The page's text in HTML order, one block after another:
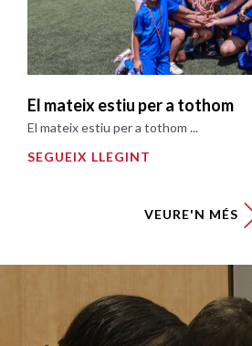
El mateix estiu per a tothom
El mateix estiu per a tothom ...
SEGUEIX LLEGINT
VEURE'N MÉS